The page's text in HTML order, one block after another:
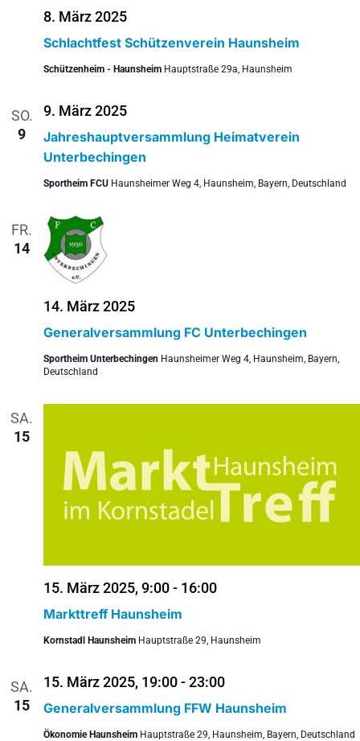
Schlachtfest Schützenverein Haunsheim
8. März 2025
Schützenheim - Haunsheim Hauptstraße 29a, Haunsheim
SO.
9
Jahreshauptversammlung Heimatverein
Unterbechingen
9. März 2025
Sportheim FCU Haunsheimer Weg 4, Haunsheim, Bayern, Deutschland
FR.
14
Generalversammlung FC Unterbechingen
14. März 2025
Sportheim Unterbechingen Haunsheimer Weg 4, Haunsheim, Bayern,
Deutschland
SA.
15
Markttreff Haunsheim
15. März 2025, 9:00- 16:00
Kornstadl Haunsheim Hauptstraße 29, Haunsheim
SA.
15
Generalversammlung FFW Haunsheim
15. März 2025, 19:00-23:00
Ökonomie Haunsheim Hauptstraße 29, Haunsheim, Bayern, Deutschland